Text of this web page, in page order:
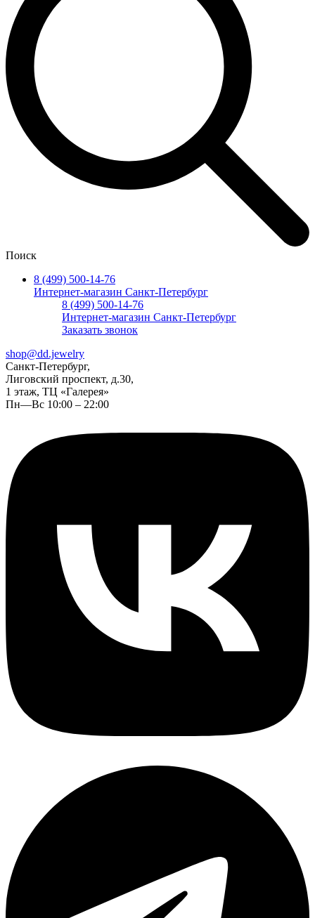
Поиск
8 (499) 500-14-76
Интернет-магазин Санкт-Петербург
8 (499) 500-14-76
Интернет-магазин Санкт-Петербург
Заказать звонок
shop@dd.jewelry
Санкт-Петербург,
Лиговский проспект, д.30,
1 этаж, ТЦ «Галерея»
Пн—Вс 10:00 – 22:00